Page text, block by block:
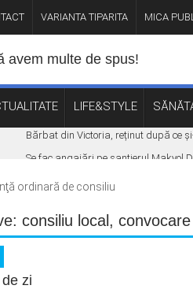
VARIANTA TIPARITA MICA
LIFE&STYLE
Bărbat din Victoria, reținut după ce
Se fac angajări pe șantierul Makyol
La Făgăraș, lumina rămâne aprinsă
Cod Portocaliu de caniculă în județul
ordinară de consiliu
consiliu local ,
zi